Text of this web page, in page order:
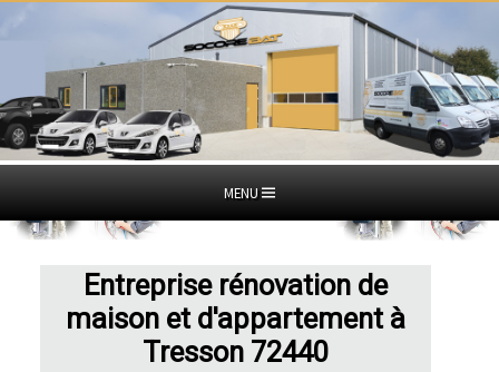
MENU
Entreprise rénovation de
maison et d'appartement à
Tresson 72440